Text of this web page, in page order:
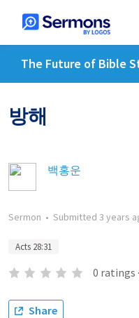
The Future of Bible
방해
백홍운
Sermon • Submitted 3 years
Acts 28:31
0 ratings ·
Share